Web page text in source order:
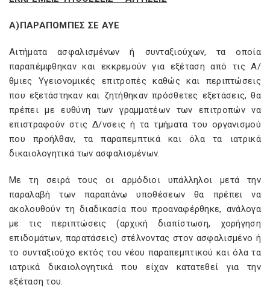
Α)ΠΑΡΑΠΟΜΠΕΣ ΣΕ ΑΥΕ
Αιτήματα ασφαλισμένων ή συνταξιούχων, τα οποία
παραπέμφθηκαν και εκκρεμούν για εξέταση από τις Α/
θμιες Υγειονομικές επιτροπές καθώς και περιπτώσεις
που εξετάστηκαν και ζητήθηκαν πρόσθετες εξετάσεις, θα
πρέπει με ευθύνη των γραμματέων των επιτροπών να
επιστραφούν στις Δ/νσεις ή τα τμήματα του οργανισμού
που προήλθαν, τα παραπεμπτικά και όλα τα ιατρικά
δικαιολογητικά των ασφαλισμένων.
Με τη σειρά τους οι αρμόδιοι υπάλληλοι μετά την
παραλαβή των παραπάνω υποθέσεων θα πρέπει να
ακολουθούν τη διαδικασία που προαναφέρθηκε, ανάλογα
με τις περιπτώσεις (αρχική διαπίστωση, χορήγηση
επιδομάτων, παρατάσεις) στέλνοντας στον ασφαλισμένο ή
το συνταξιούχο εκτός του νέου παραπεμπτικού και όλα τα
ιατρικά δικαιολογητικά που είχαν κατατεθεί για την
εξέταση του.